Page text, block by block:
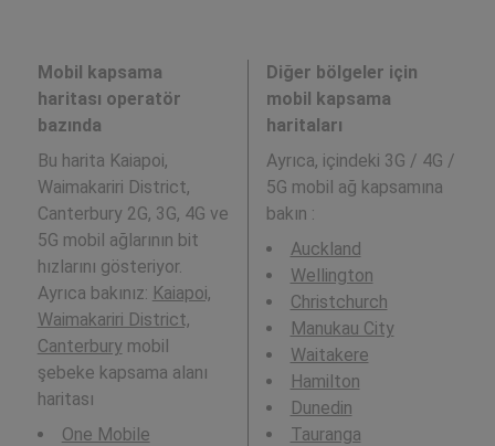
Mobil kapsama
haritası operatör
bazında
Bu harita Kaiapoi,
Waimakariri District,
Canterbury 2G, 3G, 4G ve
5G mobil ağlarının bit
hızlarını gösteriyor.
Ayrıca bakınız: Kaiapoi,
Waimakariri District,
Canterburymobil
şebeke kapsama alanı
haritası
One Mobile
Diğer bölgeler için
mobil kapsama
haritaları
Ayrıca, içindeki 3G / 4G /
5G mobil ağ kapsamına
bakın :
Auckland
Wellington
Christchurch
Manukau City
Waitakere
Hamilton
Dunedin
Tauranga